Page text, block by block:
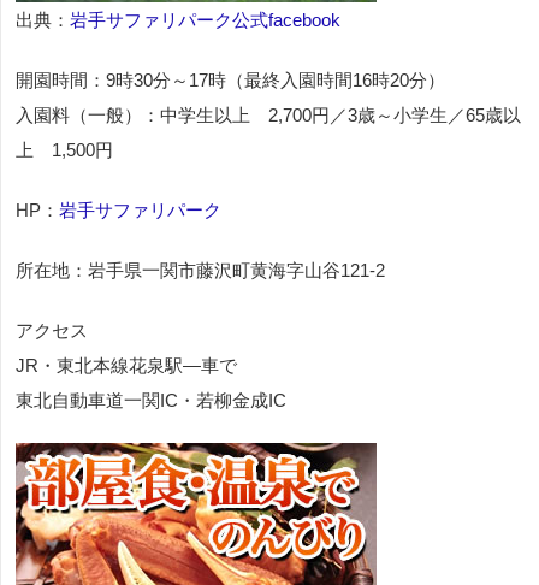
出典： 岩手サファリパーク公式facebook
開園時間：9時30分～17時（最終入園時間16時20分）
入園料（一般）：中学生以上 2,700円／3歳～小学生／65歳以
上 1,500円
HP： 岩手サファリパーク
所在地：岩手県一関市藤沢町黄海字山谷121-2
アクセス
JR・東北本線花泉駅―車で
東北自動車道一関IC・若柳金成IC